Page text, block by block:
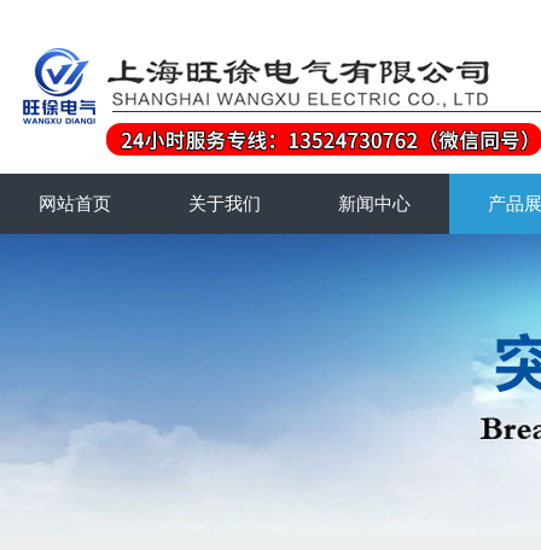
网站首页 关于我们 新闻中心 产品